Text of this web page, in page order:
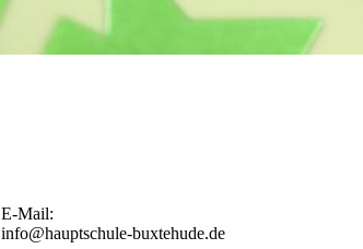
E-Mail:
info@hauptschule-buxtehude.de